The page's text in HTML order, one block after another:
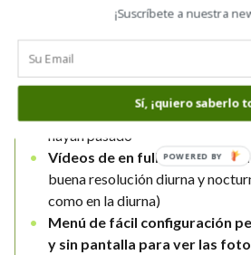
vergonzoso para una marca
los más rápidos lo que hará que
animales en el centro de la
hayan pasado
Vídeos de en full HD con
buena resolución diurna y
como en la diurna)
Menú de fácil configuración
y sin pantalla para ver las
¡Suscríbete a nuestra
Sí, ¡quiero saberlo
POWERED BY